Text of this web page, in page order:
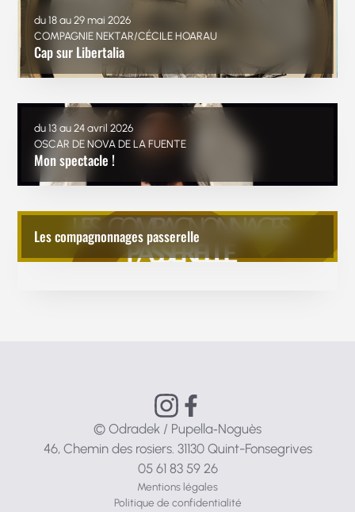
du 18 au 29 mai 2026
COMPAGNIE NEKTAR/CÉCILE HOARAU
Cap sur Libertalia
du 13 au 24 avril 2026
OSCAR DE NOVA DE LA FUENTE
Mon spectacle !
Les compagnonnages passerelle
© Odradek / Pupella‑Noguès
46, Chemin des rosiers. 31130 Quint-Fonsegrives
05 61 83 59 26
Mentions légales
Politique de confidentialité